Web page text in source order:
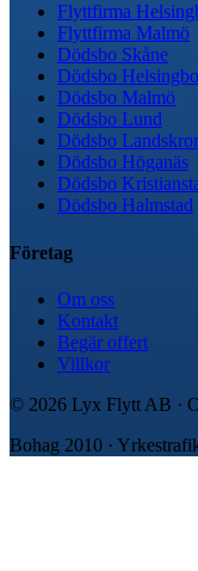
Flyttfirma
Flyttfirma Malmö
Dödsbo Skåne
Dödsbo
Dödsbo Malmö
Dödsbo Lund
Dödsbo
Dödsbo Höganäs
Dödsbo
Dödsbo Halmstad
Företag
Om oss
Kontakt
Begär offert
Villkor
© 2026 Lyx Flytt AB ·
Bohag 2010 ·